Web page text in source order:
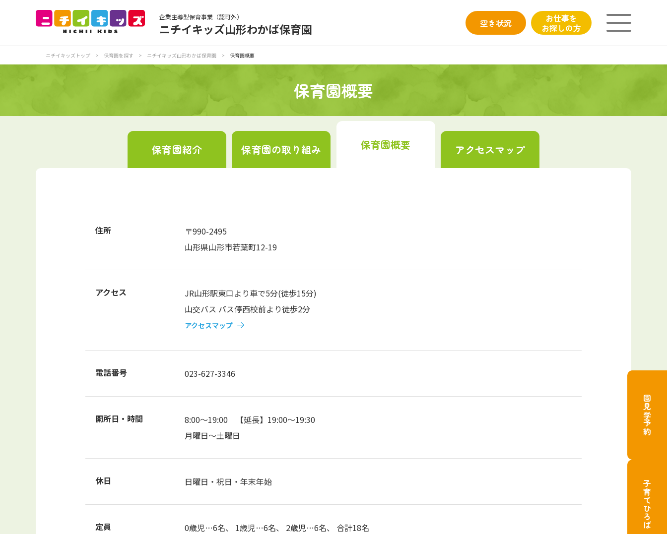
企業主導型保育事業（認可外）
ニチイキッズ山形わかば保育園 空き状況
お仕事を
お探しの方
写真販売サービス お仕事をお探しの方 よくあるご質問
保育園に関するお問い合わせ
ニチイキッズトップ > 保育園を探す > ニチイキッズ山形わかば保育園 > 保育園概要
保育園概要
保育園紹介 保育園の取り組み 保育園概要 アクセスマップ
住所
〒990-2495
山形県山形市若葉町12-19
アクセス
JR山形駅東口より車で5分(徒歩15分)
山交バス バス停西校前より徒歩2分
アクセスマップ
電話番号 023-627-3346
開所日・時間
8:00～19:00 【延長】19:00～19:30
月曜日～土曜日
休日 日曜日・祝日・年末年始
定員 0歳児…6名、 1歳児…6名、 2歳児…6名、 合計18名
園見学予約
子育てひろば